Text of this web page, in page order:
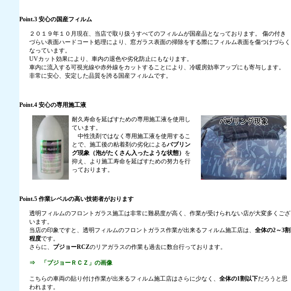
Point.3 安心の国産フィルム
２０１９年１０月現在、当店で取り扱うすべてのフィルムが国産品となっております。 傷の付き
づらい表面ハードコート処理により、窓ガラス表面の掃除をする際にフィルム表面を傷つけづらく
なっています。
UVカット効果により、車内の退色や劣化防止にもなります。
車内に流入する可視光線や赤外線をカットすることにより、冷暖房効率アップにも寄与します。
非常に安心、安定した品質を誇る国産フィルムです。
Point.4 安心の専用施工液
耐久寿命を延ばすための専用施工液を使用し
ています。
中性洗剤ではなく専用施工液を使用するこ
とで、施工後の粘着剤の劣化によるバブリン
グ現象（泡がたくさん入ったような状態） を
抑え、より施工寿命を延ばすための努力を行
っております。
Point.5 作業レベルの高い技術者がおります
透明フィルムのフロントガラス施工は非常に難易度が高く、作業が受けられない店が大変多くござ
います。
当店の印象ですと、透明フィルムのフロントガラス作業が出来るフィルム施工店は、 全体の2～3割
程度です。
さらに、
プジョーRCZのリアガラスの作業も過去に数台行っております。
⇒ 「プジョーＲＣＺ」の画像
こちらの車両の貼り付け作業が出来るフィルム施工店はさらに少なく、 全体の1割以下だろうと思
われます。